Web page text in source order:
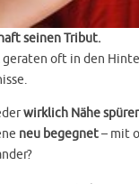
seinen Tribut.
oft in den
wirklich Nähe
neu begegnet– mit